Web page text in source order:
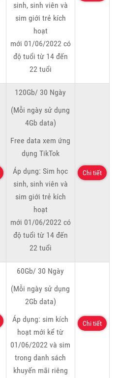
sinh, sinh viên và
sim giới trẻ kích
hoạt
mới 01/06/2022 có
độ tuổi từ 14 đến
22 tuổi
120Gb/ 30 Ngày
(Mỗi ngày sử dụng
4Gb data)
Free data xem ứng
dụng TikTok
Áp dụng: Sim học
sinh, sinh viên và
sim giới trẻ kích
hoạt
mới 01/06/2022 có
độ tuổi từ 14 đến
22 tuổi
Chi tiết
60Gb/ 30 Ngày
(Mỗi ngày sử dụng
2Gb data)
Áp dụng: sim kích
hoạt mới kể từ
01/06/2022 và sim
trong danh sách
khuyến mãi riêng
Chi tiết